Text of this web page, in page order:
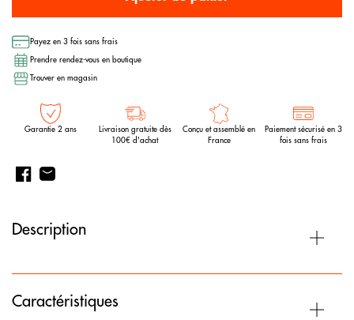
Payez en 3 fois sans frais
Prendre rendez-vous en boutique
Trouver en magasin
Garantie 2 ans
Livraison gratuite dès
100€ d'achat
Conçu et assemblé en
France
Paiement sécurisé en 3
fois sans frais
Description
Caractéristiques